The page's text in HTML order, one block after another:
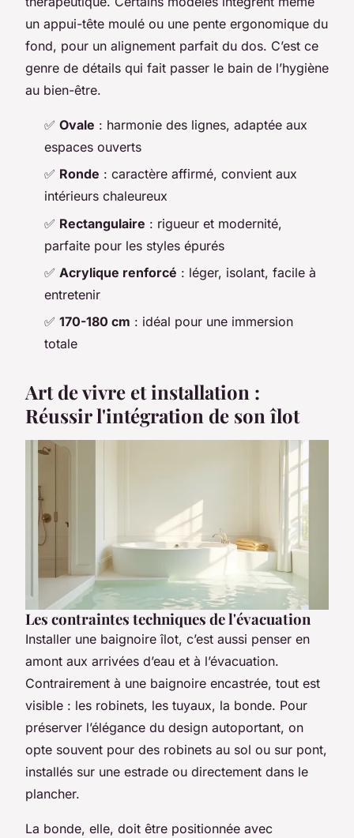
un appui-tête moulé ou une pente ergonomique du
fond, pour un alignement parfait du dos. C’est ce
genre de détails qui fait passer le bain de l’hygiène
au bien-être.
✅ Ovale : harmonie des lignes, adaptée aux
espaces ouverts
✅ Ronde : caractère affirmé, convient aux
intérieurs chaleureux
✅ Rectangulaire : rigueur et modernité,
parfaite pour les styles épurés
✅ Acrylique renforcé : léger, isolant, facile à
entretenir
✅ 170-180 cm : idéal pour une immersion
totale
Art de vivre et installation :
Réussir l'intégration de son îlot
Les contraintes techniques de l'évacuation
Installer une baignoire îlot, c’est aussi penser en
amont aux arrivées d’eau et à l’évacuation.
Contrairement à une baignoire encastrée, tout est
visible : les robinets, les tuyaux, la bonde. Pour
préserver l’élégance du design autoportant, on
opte souvent pour des robinets au sol ou sur pont,
installés sur une estrade ou directement dans le
plancher.
La bonde, elle, doit être positionnée avec